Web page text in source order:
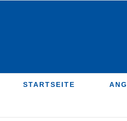
STARTSEITE